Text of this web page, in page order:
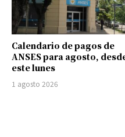
Calendario de pagos de
ANSES para agosto,
este lunes
1 agosto 2026